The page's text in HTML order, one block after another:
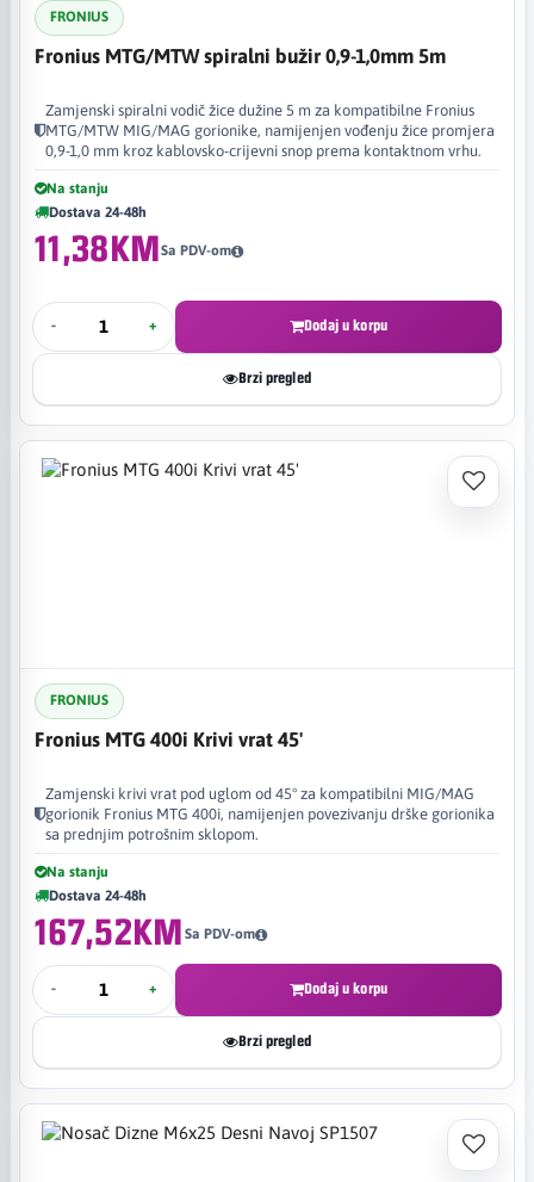
FRONIUS
Fronius MTG/MTW spiralni bužir 0,9-1,0mm 5m
Zamjenski spiralni vodič žice dužine 5 m za kompatibilne Fronius
MTG/MTW MIG/MAG gorionike, namijenjen vođenju žice promjera
0,9-1,0 mm kroz kablovsko-crijevni snop prema kontaktnom vrhu.
Na stanju
Dostava 24-48h
11,38KMSa PDV-om
- + Dodaj u korpu
Brzi pregled
FRONIUS
Fronius MTG 400i Krivi vrat 45'
Zamjenski krivi vrat pod uglom od 45° za kompatibilni MIG/MAG
gorionik Fronius MTG 400i, namijenjen povezivanju drške gorionika
sa prednjim potrošnim sklopom.
Na stanju
Dostava 24-48h
167,52KM Sa PDV-om
- + Dodaj u korpu
Brzi pregled